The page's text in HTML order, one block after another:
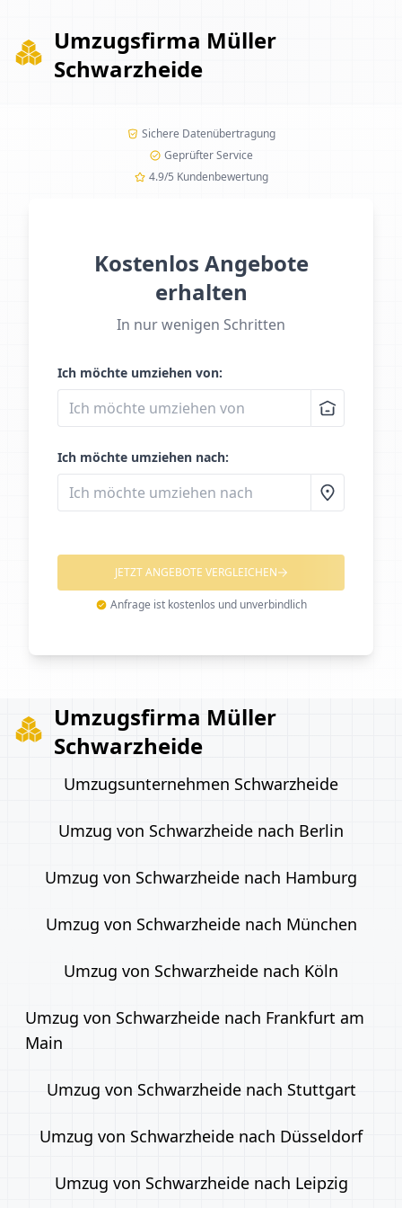
Umzugsfirma Müller
Schwarzheide
Sichere Datenübertragung
Geprüfter Service
4.9/5 Kundenbewertung
Kostenlos Angebote
erhalten
In nur wenigen Schritten
Ich möchte umziehen von:
Ich möchte umziehen nach:
JETZT ANGEBOTE VERGLEICHEN
Anfrage ist kostenlos und unverbindlich
Umzugsfirma Müller
Schwarzheide
Umzugsunternehmen Schwarzheide
Umzug von Schwarzheide nach Berlin
Umzug von Schwarzheide nach Hamburg
Umzug von Schwarzheide nach München
Umzug von Schwarzheide nach Köln
Umzug von Schwarzheide nach Frankfurt am
Main
Umzug von Schwarzheide nach Stuttgart
Umzug von Schwarzheide nach Düsseldorf
Umzug von Schwarzheide nach Leipzig